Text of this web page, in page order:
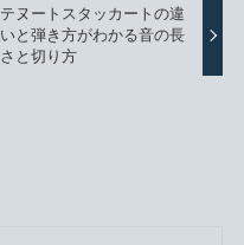
テヌートスタッカートの違
いと弾き方がわかる音の長
さと切り方